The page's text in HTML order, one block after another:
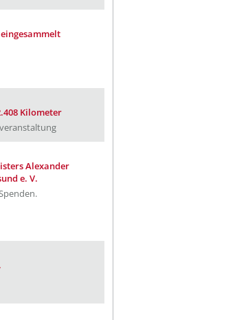
Kilometer
Alexander
e. V.